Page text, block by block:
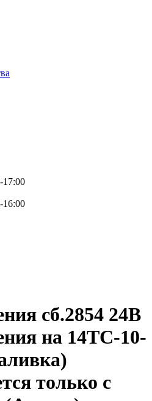
17:00
16:00
сб.2854 24В
на 14ТС-10-
только с